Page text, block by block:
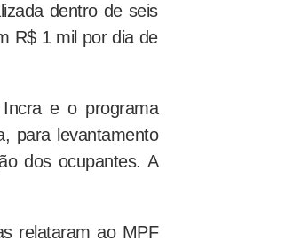
dentro de seis
R$ 1 mil por dia de
Incra e o programa
para levantamento
dos ocupantes. A
relataram ao MPF